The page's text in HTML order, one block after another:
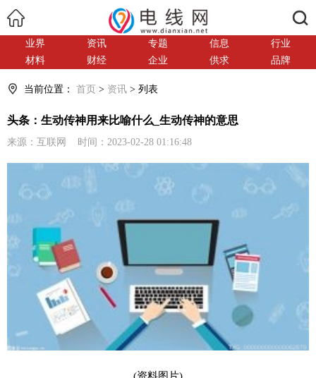
业界 资讯 专题 信息
行业
材料
财经 企业 供求 品牌
当前位置： 首页 > 资讯 > 列表
头条：生动传神用来比喻什么_生动传神的意思
来源：互联网 时间：2023-02-28 01:16:48
(资料图片)